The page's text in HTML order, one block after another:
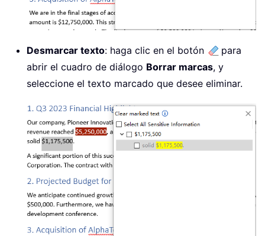
Desmarcar texto: haga clic en el botón
para
abrir el cuadro de diálogo Borrar marcas, y
seleccione el texto marcado que desee eliminar.